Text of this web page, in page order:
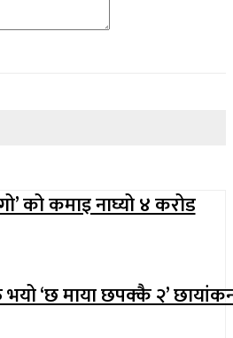
को कमाइ नाघ्यो ४ करोड
‘छ माया छपक्कै २’